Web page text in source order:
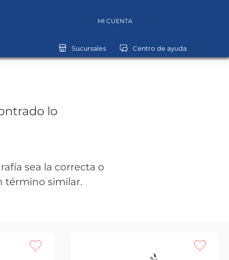
MI CUENTA
lo
sea la correcta o
término similar.